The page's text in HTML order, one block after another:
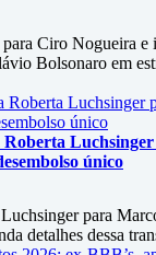
Ciro Nogueira e
Bolsonaro em
Luchsinger
único
para
detalhes dessa